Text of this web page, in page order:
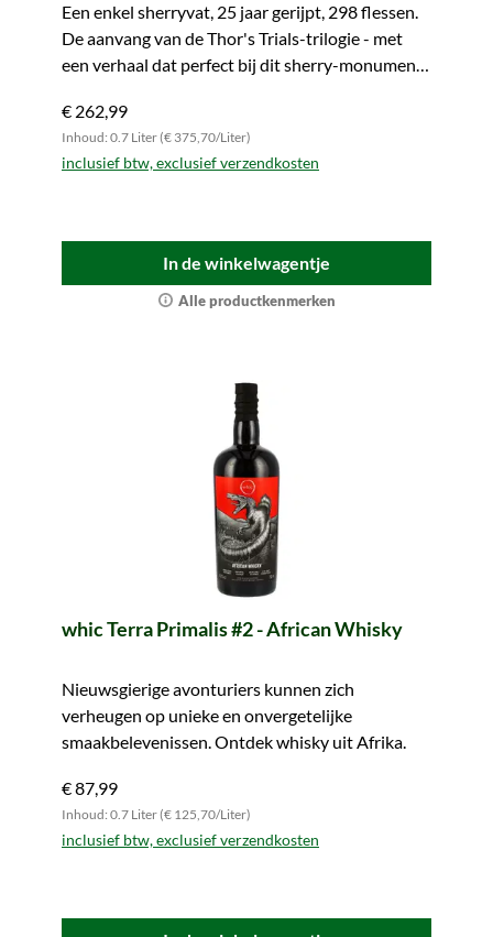
Een enkel sherryvat, 25 jaar gerijpt, 298 flessen.
De aanvang van de Thor's Trials-trilogie - met
een verhaal dat perfect bij dit sherry-monument
€ 262,99
Inhoud: 0.7 Liter (€ 375,70/Liter)
inclusief btw, exclusief verzendkosten
In de winkelwagentje
Alle productkenmerken
whic Terra Primalis #2 - African Whisky
Nieuwsgierige avonturiers kunnen zich
verheugen op unieke en onvergetelijke
smaakbelevenissen. Ontdek whisky uit Afrika.
€ 87,99
Inhoud: 0.7 Liter (€ 125,70/Liter)
inclusief btw, exclusief verzendkosten